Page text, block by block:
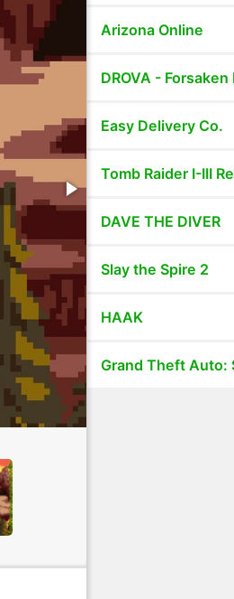
Arizona Online
DROVA - Forsaken
Easy Delivery Co.
Tomb Raider I-III
DAVE THE DIVER
Slay the Spire 2
HAAK